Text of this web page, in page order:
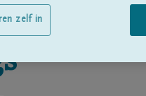
zelf in